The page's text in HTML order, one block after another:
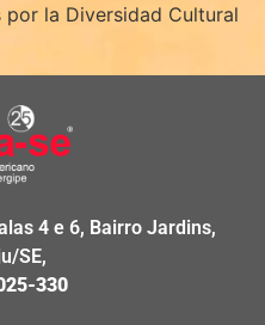
la Diversidad Cultural
4 e 6, Bairro Jardins,
SE,
330